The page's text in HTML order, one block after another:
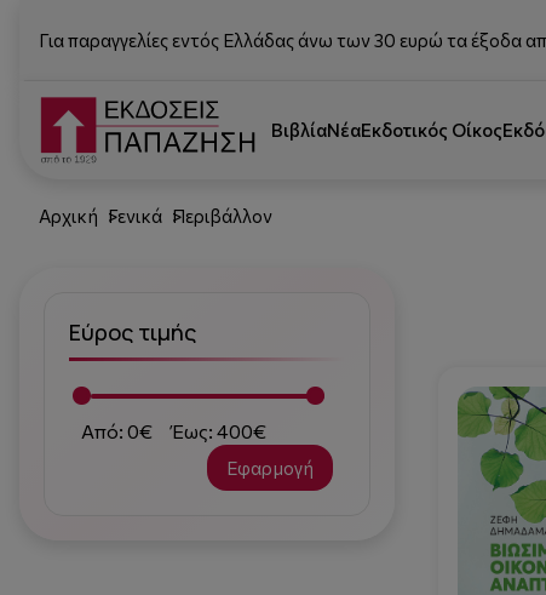
Για παραγγελίες εντός Ελλάδας άνω των 30 ευρώ τα έξοδα
ΒιβλίαΝέαΕκδοτικός Οίκος
Αρχική Γενικά Περιβάλλον
Εύρος τιμής
Από: 0€ Έως: 400€
Εφαρμογή